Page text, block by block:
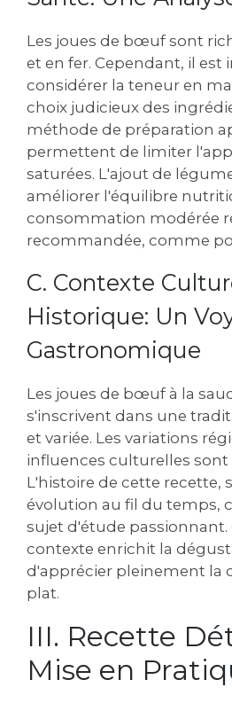
Les joues de bœuf sont
et en fer. Cependant, il
considérer la teneur en
choix judicieux des
méthode de préparation
permettent de limiter
saturées. L'ajout de
améliorer l'équilibre
consommation modérée
recommandée, comme
C. Contexte
Historique: Un
Gastronomique
Les joues de bœuf à la
s'inscrivent dans une
et variée. Les variations
influences culturelles sont
L'histoire de cette recette,
évolution au fil du temps,
sujet d'étude
contexte enrichit la
d'apprécier pleinement la
plat.
III. Recette
Mise en